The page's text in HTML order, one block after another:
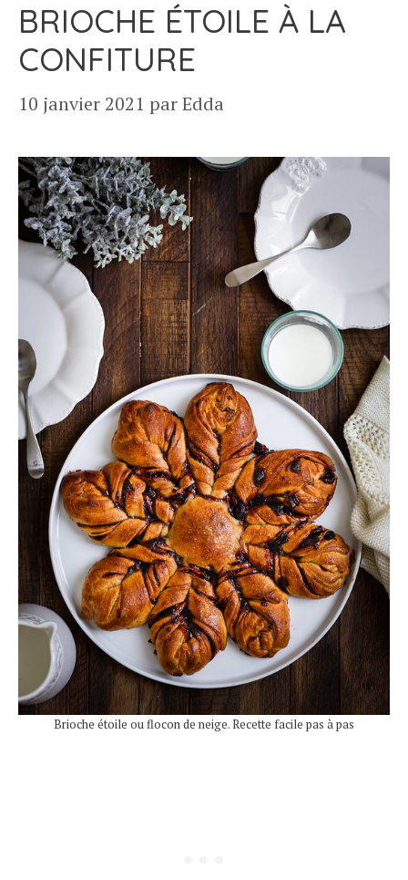
BRIOCHE ÉTOILE À LA
CONFITURE
10 janvier 2021 parEdda
Brioche étoile ou flocon de neige. Recette facile pas à pas